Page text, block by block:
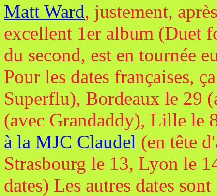
Matt Ward, justement,
excellent 1er album (Duet
du second, est en tournée
Pour les dates françaises,
Superflu), Bordeaux le 29
(avec Grandaddy), Lille le
à la MJC Claudel (en tête
Strasbourg le 13, Lyon le
dates) Les autres dates